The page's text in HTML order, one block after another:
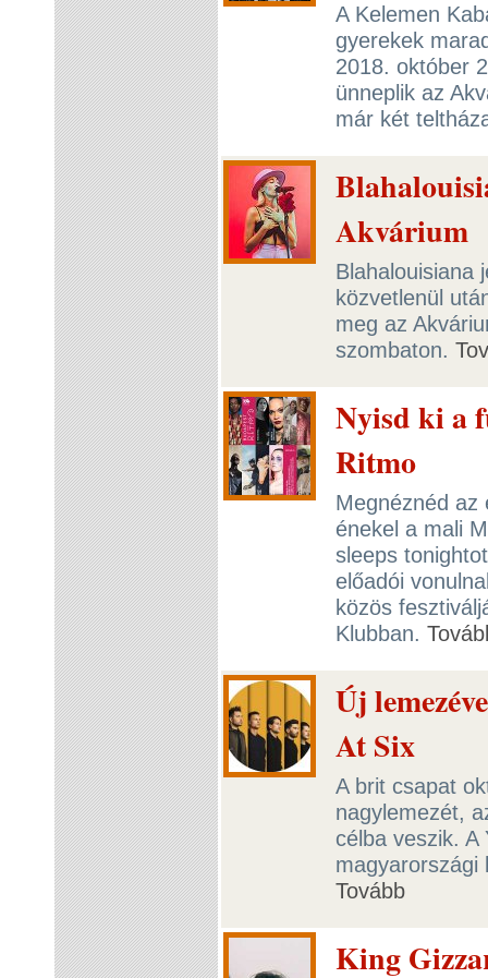
A Kelemen
gyerekek
2018. október
ünneplik az
már két
Akvárium
Blahalouisiana
közvetlenül
meg az
szombaton.
Nyisd ki a
Ritmo
Megnéznéd az
énekel a mali
sleeps
előadói
közös
Klubban.
Új
At Six
A brit csapat
nagylemezét,
célba veszik. A
magyarországi
Tovább
King